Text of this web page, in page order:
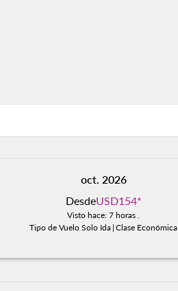
oct. 2026
DesdeUSD154*
Visto hace: 7 horas .
Tipo de Vuelo Solo Ida | Clase Económica